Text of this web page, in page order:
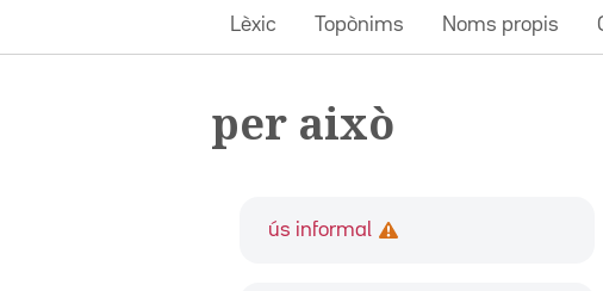
Lèxic Topònims Noms propis
per això
ús informal